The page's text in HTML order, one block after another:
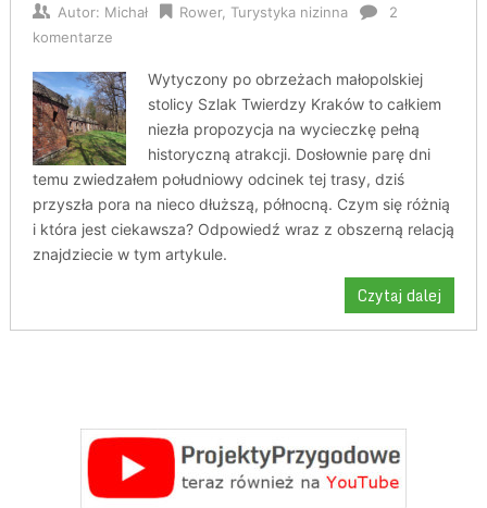
Autor: Michał Rower, Turystyka nizinna
2
komentarze
Wytyczony po obrzeżach małopolskiej
stolicy Szlak Twierdzy Kraków to całkiem
niezła propozycja na wycieczkę pełną
historyczną atrakcji. Dosłownie parę dni
temu zwiedzałem południowy odcinek tej trasy, dziś
przyszła pora na nieco dłuższą, północną. Czym się różnią
i która jest ciekawsza? Odpowiedź wraz z obszerną relacją
znajdziecie w tym artykule.
Czytaj dalej